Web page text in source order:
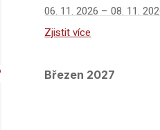
06. 11. 2026 – 08. 11.
Zjistit více
Březen 2027